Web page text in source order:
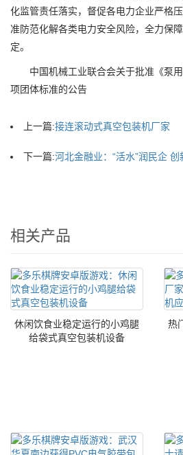
化监管责任落实，督促各电力企业严格
准防范化解各类电力安全风险，全力保
定。
中国机械工业联合会关于批准《泵用
项团体标准的公告
上一篇:接连滚动式真空包装机厂家
下一篇:河北金融业：“活水”润民企 创
相关产品
休闲饮食业稳定运行的小鸡腿
给袋式真空包装机设备
热